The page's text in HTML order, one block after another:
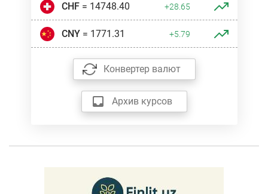
CHF= 14748.40 +28.65
CNY= 1771.31 +5.79
Конвертер валют
Архив курсов